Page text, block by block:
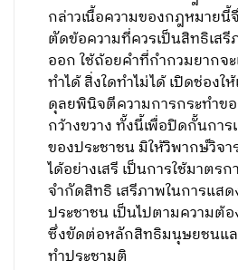
กล่าวเนื้อความของกฎหมาย
ตัดข้อความที่ควรเป็นสิทธิเส
ออก ใช้ถ้อยคำที่กำกวมยากจะ
ทำได้ สิ่งใดทำไม่ได้ เปิดช่องใ
ดุลยพินิจตีความการกระทำข
กว้างขวาง ทั้งนี้เพื่อปิดกั้นกา
ของประชาชน มิให้วิพากษ์วิจ
ได้อย่างเสรี เป็นการใช้มาตร
จำกัดสิทธิ เสรีภาพในการแส
ประชาชน เป็นไปตามความต้
ซึ่งขัดต่อหลักสิทธิมนุษยชนแ
ทำประชามติ